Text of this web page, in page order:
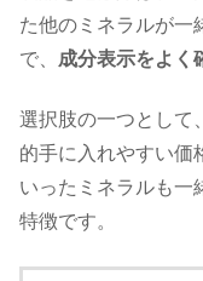
た他のミネラルが一
で、 成分表示をよく
選択肢の一つとして、
的手に入れやすい価
いったミネラルも一
特徴です。